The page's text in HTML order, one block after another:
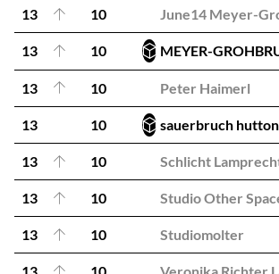
13 10 June14 Meyer-
13 10 MEYER-
13 10 Peter Haimerl
13 10 sauerbruch
13 10 Schlicht
13 10 Studio Other
13 10 Studiomolter